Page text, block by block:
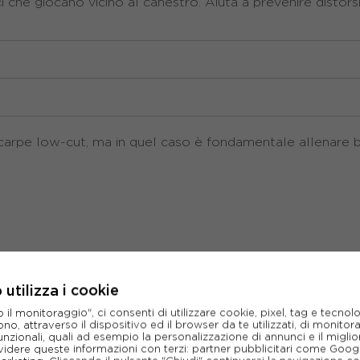
low-cut, ma in quel caso è fondamentale allenare
le articolazioni
velocità: il basket è uno sport ad alto impatto. Ecco
(es. Nike Zoom Air) oppure più morbide se cerchi
utilizza i cookie
il monitoraggio", ci consenti di utilizzare cookie, pixel, tag e
attraverso il dispositivo ed il browser da te utilizzati, di
quali ad esempio la personalizzazione di annunci e il
queste informazioni con terzi: partner pubblicitari come